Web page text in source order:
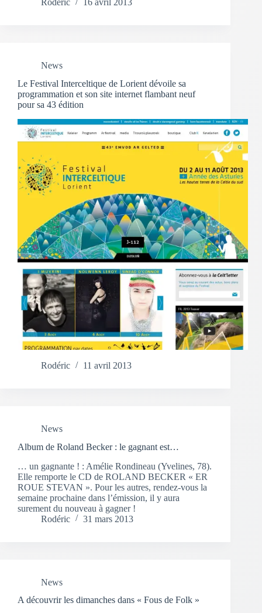
Rodéric 16 avril 2013
News
Le Festival Interceltique de Lorient dévoile sa
programmation et son site internet flambant neuf
pour sa 43 édition
Rodéric 11 avril 2013
News
Album de Roland Becker : le gagnant est…
… un gagnante ! : Amélie Rondineau (Yvelines, 78).
Elle remporte le CD de ROLAND BECKER « ER
ROUE STEVAN ». Pour les autres, rendez-vous la
semaine prochaine dans l’émission, il y aura
surement du nouveau à gagner !
Rodéric
31 mars 2013
News
A découvrir les dimanches dans « Fous de Folk »